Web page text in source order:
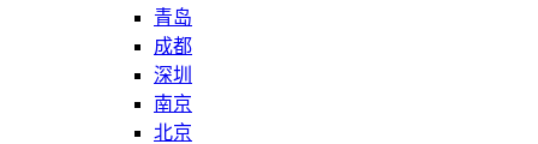
青岛
成都
深圳
南京
北京